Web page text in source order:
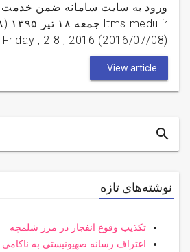
ورود به سایت سامانه ضمن خدمت
Friday , 2 8 , 2016 (2016/07/08) …
View article...
Search
for
search
نوشته‌های تازه
تکذیب وقوع انفجار در مرز شلمچه
اعتراف رسانه صهیونیستی به ناکامی